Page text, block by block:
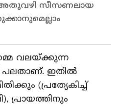
അതുവഴി സീസണലായ
വലയ്ക്കുന്ന
ഇതില്‍
(പ്രത്യേകിച്ച്
പ്രായത്തിനും